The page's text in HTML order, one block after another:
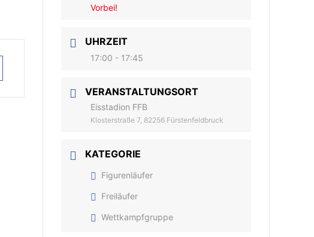
Vorbei!
UHRZEIT
17:00 - 17:45
VERANSTALTUNGSORT
Eisstadion FFB
Klosterstraße 7, 82256 Fürstenfeldbruck
KATEGORIE
Figurenläufer
Freiläufer
Wettkampfgruppe